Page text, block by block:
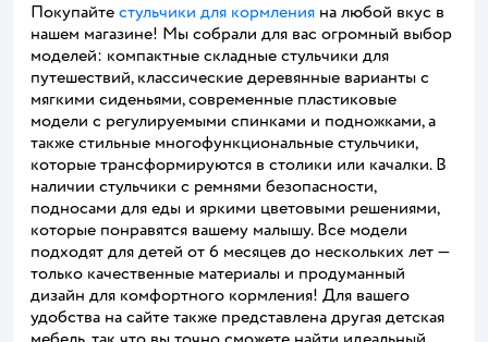
Покупайте стульчики для кормления на любой вкус в
нашем магазине! Мы собрали для вас огромный выбор
моделей: компактные складные стульчики для
путешествий, классические деревянные варианты с
мягкими сиденьями, современные пластиковые
модели с регулируемыми спинками и подножками, а
также стильные многофункциональные стульчики,
которые трансформируются в столики или качалки. В
наличии стульчики с ремнями безопасности,
подносами для еды и яркими цветовыми решениями,
которые понравятся вашему малышу. Все модели
подходят для детей от 6 месяцев до нескольких лет —
только качественные материалы и продуманный
дизайн для комфортного кормления! Для вашего
удобства на сайте также представлена другая детская